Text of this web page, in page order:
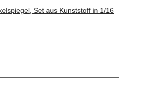
Set aus Kunststoff in 1/16